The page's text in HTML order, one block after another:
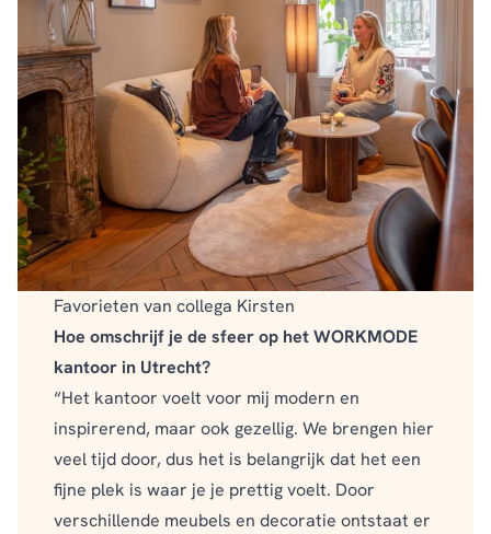
Favorieten van collega Kirsten
Hoe omschrijf je de sfeer op het WORKMODE
kantoor in Utrecht?
“Het kantoor voelt voor mij modern en
inspirerend, maar ook gezellig. We brengen hier
veel tijd door, dus het is belangrijk dat het een
fijne plek is waar je je prettig voelt. Door
verschillende meubels en decoratie ontstaat er